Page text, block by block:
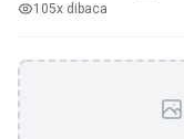
105x dibaca